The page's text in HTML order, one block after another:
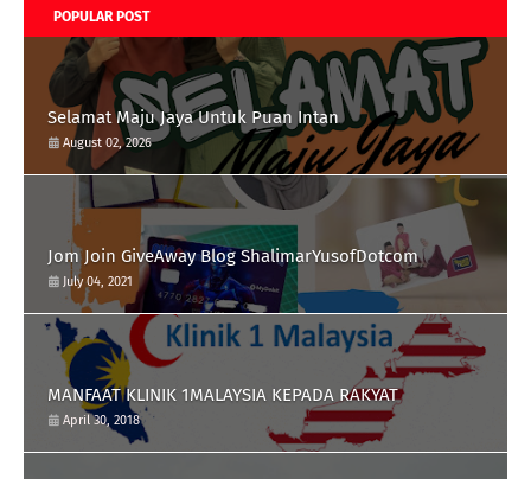
POPULAR POST
Selamat Maju Jaya Untuk Puan Intan
August 02, 2026
Jom Join GiveAway Blog ShalimarYusofDotcom
July 04, 2021
MANFAAT KLINIK 1MALAYSIA KEPADA RAKYAT
April 30, 2018